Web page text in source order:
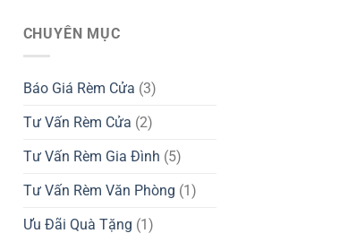
CHUYÊN MỤC
Báo Giá Rèm Cửa (3)
Tư Vấn Rèm Cửa (2)
Tư Vấn Rèm Gia Đình (5)
Tư Vấn Rèm Văn Phòng (1)
Ưu Đãi Quà Tặng (1)